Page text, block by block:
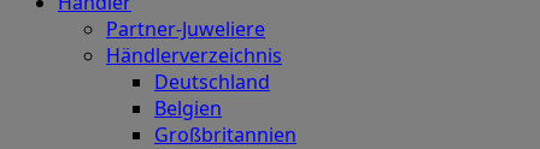
Partner-Juweliere
Händlerverzeichnis
Deutschland
Belgien
Großbritannien